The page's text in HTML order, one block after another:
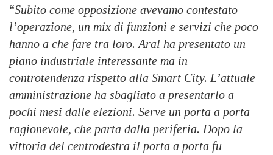
“Subito come opposizione avevamo contestato
l’operazione, un mix di funzioni e servizi che poco
hanno a che fare tra loro. Aral ha presentato un
piano industriale interessante ma in
controtendenza rispetto alla Smart City. L’attuale
amministrazione ha sbagliato a presentarlo a
pochi mesi dalle elezioni. Serve un porta a porta
ragionevole, che parta dalla periferia. Dopo la
vittoria del centrodestra il porta a porta fu